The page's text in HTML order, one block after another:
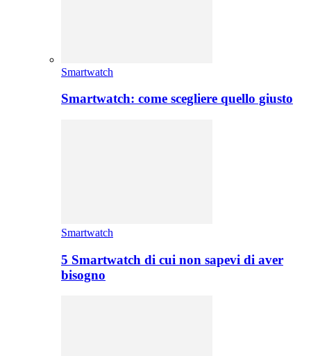
Smartwatch
Smartwatch: come scegliere quello giusto
Smartwatch
5 Smartwatch di cui non sapevi di aver
bisogno